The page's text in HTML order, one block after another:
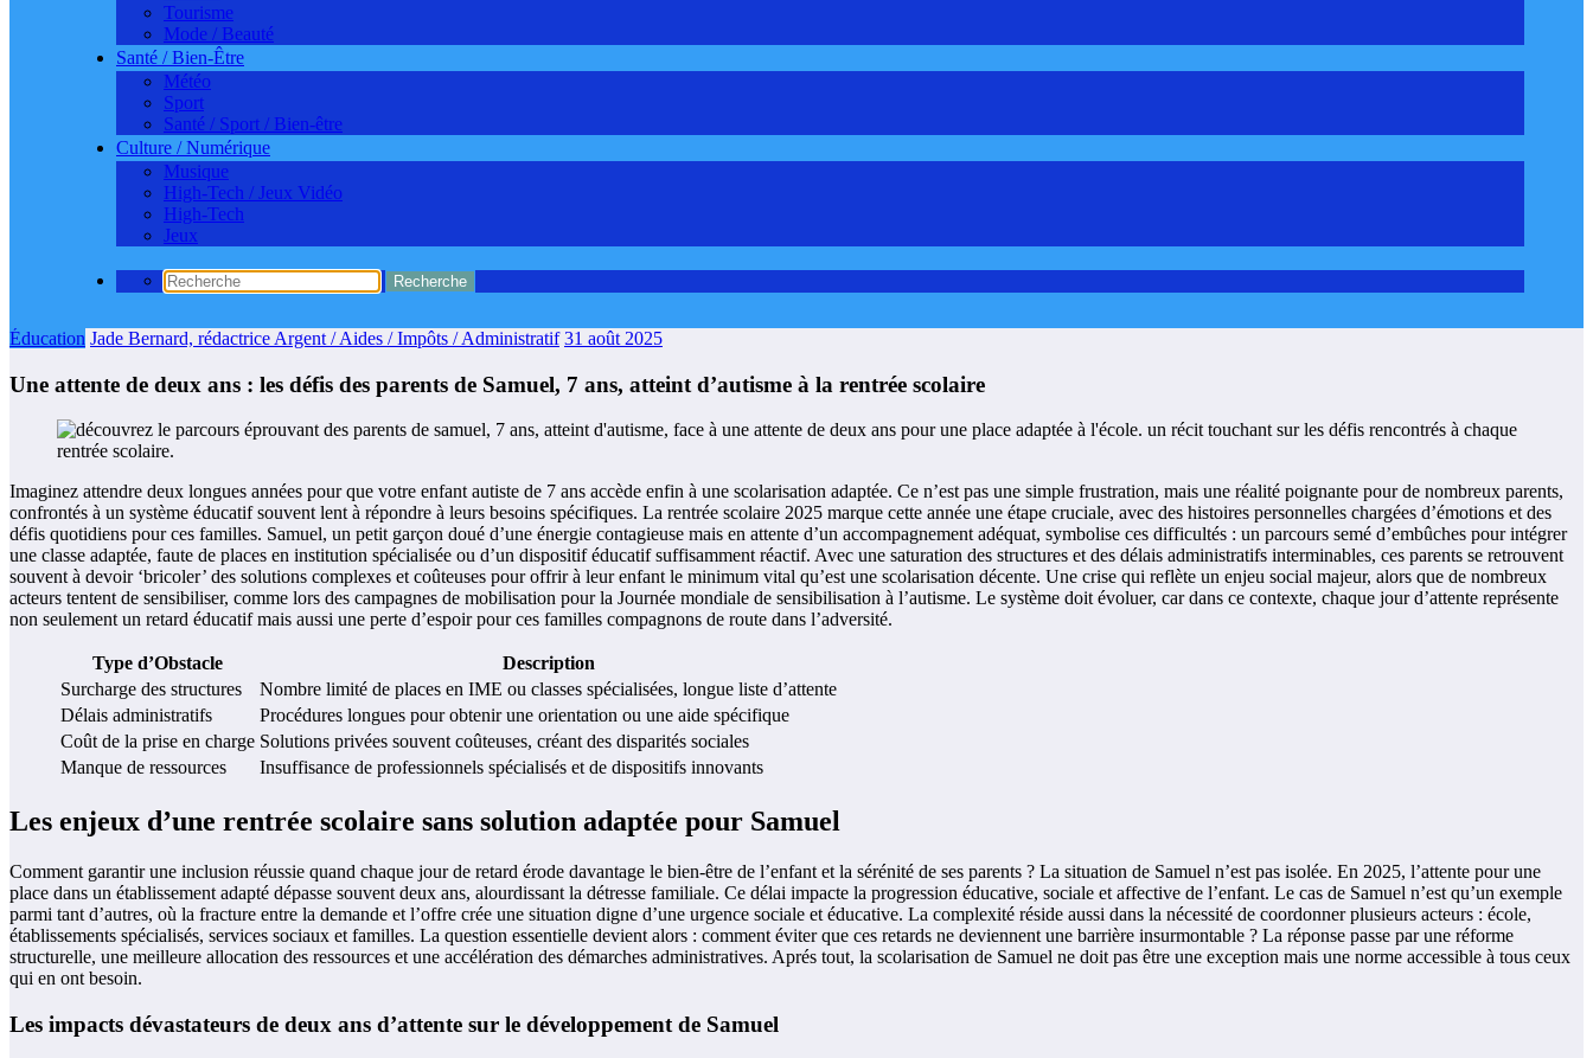
Tourisme
Mode / Beauté
Santé / Bien-Être
Météo
Sport
Santé / Sport / Bien-être
Culture / Numérique
Musique
High-Tech / Jeux Vidéo
High-Tech
Jeux
Éducation Jade Bernard, rédactrice Argent / Aides / Impôts / Administratif 31 août 2025
Une attente de deux ans : les défis des parents de Samuel, 7 ans, atteint d’autisme à la rentrée scolaire
Imaginez attendre deux longues années pour que votre enfant autiste de 7 ans accède enfin à une scolarisation adaptée. Ce n’est pas une simple frustration, mais une réalité poignante pour de nombreux parents,
confrontés à un système éducatif souvent lent à répondre à leurs besoins spécifiques. La rentrée scolaire 2025 marque cette année une étape cruciale, avec des histoires personnelles chargées d’émotions et des
défis quotidiens pour ces familles. Samuel, un petit garçon doué d’une énergie contagieuse mais en attente d’un accompagnement adéquat, symbolise ces difficultés : un parcours semé d’embûches pour intégrer
une classe adaptée, faute de places en institution spécialisée ou d’un dispositif éducatif suffisamment réactif. Avec une saturation des structures et des délais administratifs interminables, ces parents se retrouvent
souvent à devoir ‘bricoler’ des solutions complexes et coûteuses pour offrir à leur enfant le minimum vital qu’est une scolarisation décente. Une crise qui reflète un enjeu social majeur, alors que de nombreux
acteurs tentent de sensibiliser, comme lors des campagnes de mobilisation pour la Journée mondiale de sensibilisation à l’autisme. Le système doit évoluer, car dans ce contexte, chaque jour d’attente représente
non seulement un retard éducatif mais aussi une perte d’espoir pour ces familles compagnons de route dans l’adversité.
Type d’Obstacle
Description
Surcharge des structures
Nombre limité de places en IME ou classes spécialisées, longue liste d’attente
Délais administratifs
Procédures longues pour obtenir une orientation ou une aide spécifique
Coût de la prise en charge Solutions privées souvent coûteuses, créant des disparités sociales
Manque de ressources
Insuffisance de professionnels spécialisés et de dispositifs innovants
Les enjeux d’une rentrée scolaire sans solution adaptée pour Samuel
Comment garantir une inclusion réussie quand chaque jour de retard érode davantage le bien-être de l’enfant et la sérénité de ses parents ? La situation de Samuel n’est pas isolée. En 2025, l’attente pour une
place dans un établissement adapté dépasse souvent deux ans, alourdissant la détresse familiale. Ce délai impacte la progression éducative, sociale et affective de l’enfant. Le cas de Samuel n’est qu’un exemple
parmi tant d’autres, où la fracture entre la demande et l’offre crée une situation digne d’une urgence sociale et éducative. La complexité réside aussi dans la nécessité de coordonner plusieurs acteurs : école,
établissements spécialisés, services sociaux et familles. La question essentielle devient alors : comment éviter que ces retards ne deviennent une barrière insurmontable ? La réponse passe par une réforme
structurelle, une meilleure allocation des ressources et une accélération des démarches administratives. Aprés tout, la scolarisation de Samuel ne doit pas être une exception mais une norme accessible à tous ceux
qui en ont besoin.
Les impacts dévastateurs de deux ans d’attente sur le développement de Samuel